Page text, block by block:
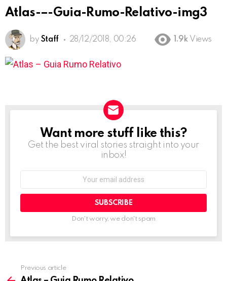
Atlas-–-Guia-Rumo-Relativo-img3
by Staff 28/12/2018, 00:26 1.9k Views
NEWSLETTER
Want more stuff like this?
Get the best viral stories straight into your
inbox!
Don't worry, we don't spam
Previous article